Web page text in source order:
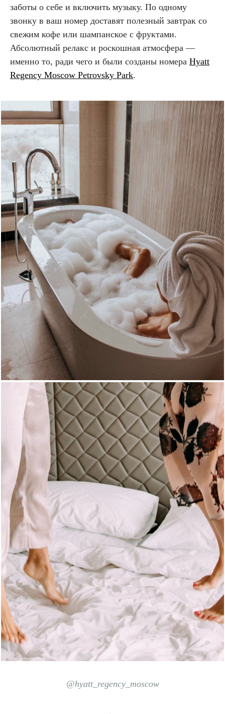
заботы о себе и включить музыку. По одному
звонку в ваш номер доставят полезный завтрак со
свежим кофе или шампанское с фруктами.
Абсолютный релакс и роскошная атмосфера —
именно то, ради чего и были созданы номера Hyatt
Regency Moscow Petrovsky Park.
@hyatt_regency_moscow